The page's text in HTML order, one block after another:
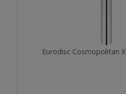
Eurodisc Cosmopolitan